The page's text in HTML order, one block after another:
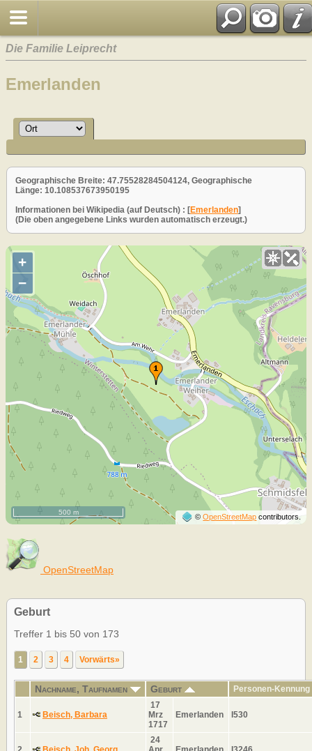
Die Familie Leiprecht
Emerlanden
Geographische Breite: 47.75528284504124, Geographische
Länge: 10.108537673950195
Informationen bei Wikipedia (auf Deutsch) : [Emerlanden]
(Die oben angegebene Links wurden automatisch erzeugt.)
+
−
©OpenStreetMap contributors.
500 m
OpenStreetMap
Geburt
Treffer 1 bis 50 von 173
1 2 3 4 Vorwärts»
Nachname, Taufnamen Geburt Personen-Kennung
1 Beisch, Barbara
17
Mrz
1717
Emerlanden I530
24